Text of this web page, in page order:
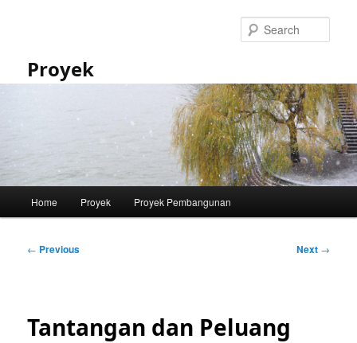
Proyek
Home Proyek Proyek Pembangunan
Post
← Previous Next →
Tantangan dan Peluang